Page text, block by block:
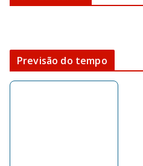
Previsão do tempo